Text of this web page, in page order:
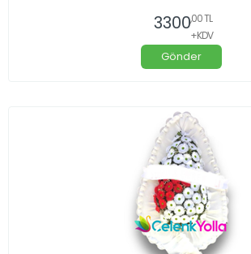
3300,00 TL
+KDV
Gönder